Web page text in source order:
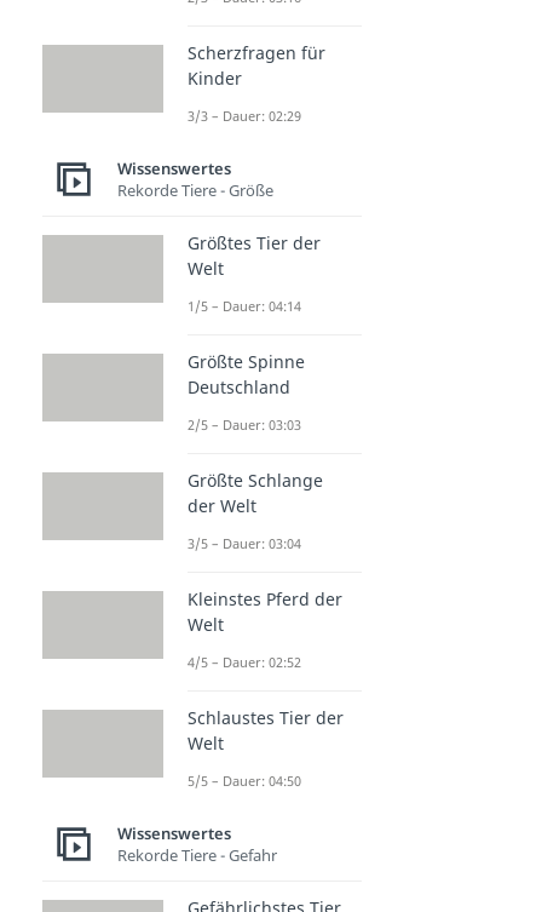
Dauer: 02:57
Dauer: 02:25
Was ist ein Nerd?
Dauer: 02:32
Scherzfragen für
Kinder
3/3 – Dauer: 02:29
Wissenswertes
Rekorde Tiere - Größe
Größtes Tier der
Welt
1/5 – Dauer: 04:14
Größte Spinne
Deutschland
2/5 – Dauer: 03:03
Größte Schlange
der Welt
3/5 – Dauer: 03:04
Kleinstes Pferd der
Welt
4/5 – Dauer: 02:52
Schlaustes Tier der
Welt
5/5 – Dauer: 04:50
Wissenswertes
Rekorde Tiere - Gefahr
Gefährlichstes Tier